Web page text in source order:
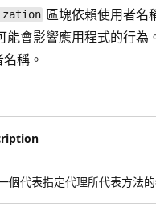
區塊依賴使用者名
能會影響應用程式的行為
稱。
個代表指定代理所代表方法的